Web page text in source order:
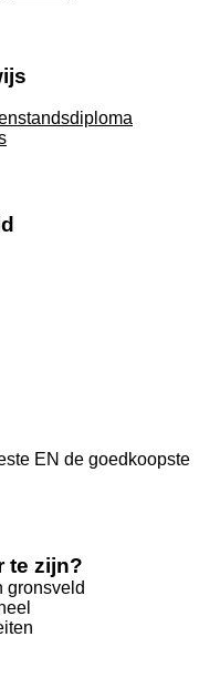
EN de goedkoopste
te zijn?
gronsveld